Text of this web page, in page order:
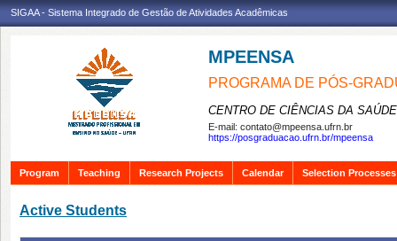
SIGAA - Sistema Integrado de Gestão de Atividades Acadêmicas
MPEENSA
PROGRAMA DE PÓS-
CENTRO DE CIÊNCIAS DA SAÚDE
E-mail: contato@mpeensa.ufrn.br
https://posgraduacao.ufrn.br/mpeensa
Program Teaching Research Projects Calendar Selection Processes
Active Students